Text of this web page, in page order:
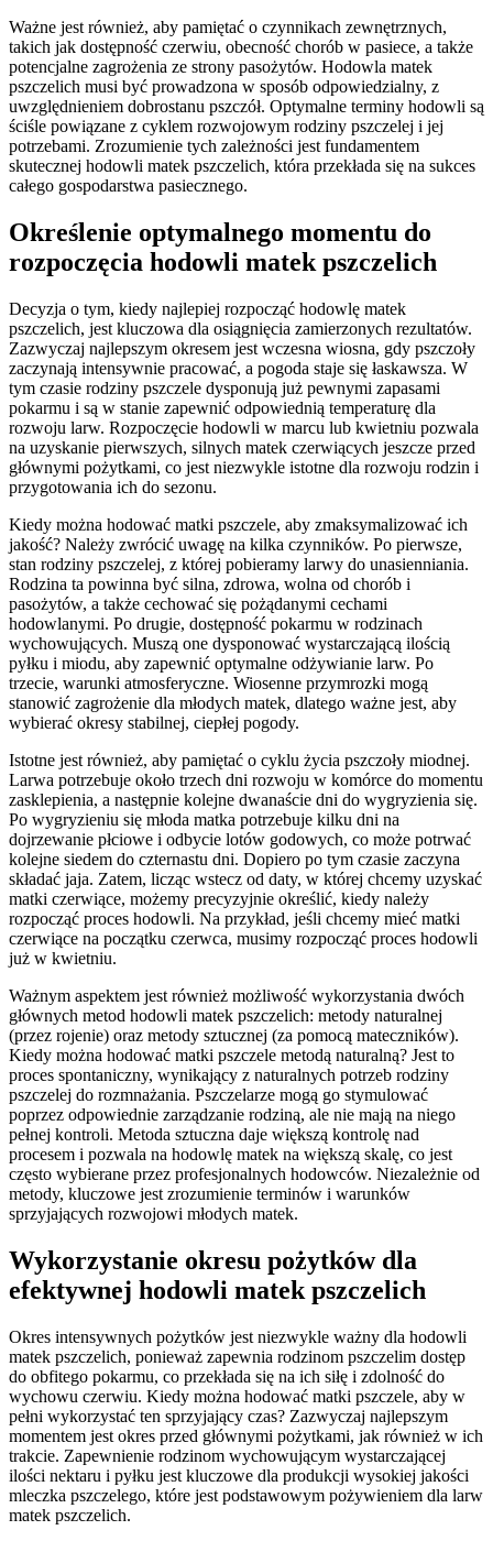
Ważne jest również, aby pamiętać o czynnikach zewnętrznych,
takich jak dostępność czerwiu, obecność chorób w pasiece, a także
potencjalne zagrożenia ze strony pasożytów. Hodowla matek
pszczelich musi być prowadzona w sposób odpowiedzialny, z
uwzględnieniem dobrostanu pszczół. Optymalne terminy hodowli są
ściśle powiązane z cyklem rozwojowym rodziny pszczelej i jej
potrzebami. Zrozumienie tych zależności jest fundamentem
skutecznej hodowli matek pszczelich, która przekłada się na sukces
całego gospodarstwa pasiecznego.
Określenie optymalnego momentu do
rozpoczęcia hodowli matek pszczelich
Decyzja o tym, kiedy najlepiej rozpocząć hodowlę matek
pszczelich, jest kluczowa dla osiągnięcia zamierzonych rezultatów.
Zazwyczaj najlepszym okresem jest wczesna wiosna, gdy pszczoły
zaczynają intensywnie pracować, a pogoda staje się łaskawsza. W
tym czasie rodziny pszczele dysponują już pewnymi zapasami
pokarmu i są w stanie zapewnić odpowiednią temperaturę dla
rozwoju larw. Rozpoczęcie hodowli w marcu lub kwietniu pozwala
na uzyskanie pierwszych, silnych matek czerwiących jeszcze przed
głównymi pożytkami, co jest niezwykle istotne dla rozwoju rodzin i
przygotowania ich do sezonu.
Kiedy można hodować matki pszczele, aby zmaksymalizować ich
jakość? Należy zwrócić uwagę na kilka czynników. Po pierwsze,
stan rodziny pszczelej, z której pobieramy larwy do unasienniania.
Rodzina ta powinna być silna, zdrowa, wolna od chorób i
pasożytów, a także cechować się pożądanymi cechami
hodowlanymi. Po drugie, dostępność pokarmu w rodzinach
wychowujących. Muszą one dysponować wystarczającą ilością
pyłku i miodu, aby zapewnić optymalne odżywianie larw. Po
trzecie, warunki atmosferyczne. Wiosenne przymrozki mogą
stanowić zagrożenie dla młodych matek, dlatego ważne jest, aby
wybierać okresy stabilnej, ciepłej pogody.
Istotne jest również, aby pamiętać o cyklu życia pszczoły miodnej.
Larwa potrzebuje około trzech dni rozwoju w komórce do momentu
zasklepienia, a następnie kolejne dwanaście dni do wygryzienia się.
Po wygryzieniu się młoda matka potrzebuje kilku dni na
dojrzewanie płciowe i odbycie lotów godowych, co może potrwać
kolejne siedem do czternastu dni. Dopiero po tym czasie zaczyna
składać jaja. Zatem, licząc wstecz od daty, w której chcemy uzyskać
matki czerwiące, możemy precyzyjnie określić, kiedy należy
rozpocząć proces hodowli. Na przykład, jeśli chcemy mieć matki
czerwiące na początku czerwca, musimy rozpocząć proces hodowli
już w kwietniu.
Ważnym aspektem jest również możliwość wykorzystania dwóch
głównych metod hodowli matek pszczelich: metody naturalnej
(przez rojenie) oraz metody sztucznej (za pomocą mateczników).
Kiedy można hodować matki pszczele metodą naturalną? Jest to
proces spontaniczny, wynikający z naturalnych potrzeb rodziny
pszczelej do rozmnażania. Pszczelarze mogą go stymulować
poprzez odpowiednie zarządzanie rodziną, ale nie mają na niego
pełnej kontroli. Metoda sztuczna daje większą kontrolę nad
procesem i pozwala na hodowlę matek na większą skalę, co jest
często wybierane przez profesjonalnych hodowców. Niezależnie od
metody, kluczowe jest zrozumienie terminów i warunków
sprzyjających rozwojowi młodych matek.
Wykorzystanie okresu pożytków dla
efektywnej hodowli matek pszczelich
Okres intensywnych pożytków jest niezwykle ważny dla hodowli
matek pszczelich, ponieważ zapewnia rodzinom pszczelim dostęp
do obfitego pokarmu, co przekłada się na ich siłę i zdolność do
wychowu czerwiu. Kiedy można hodować matki pszczele, aby w
pełni wykorzystać ten sprzyjający czas? Zazwyczaj najlepszym
momentem jest okres przed głównymi pożytkami, jak również w ich
trakcie. Zapewnienie rodzinom wychowującym wystarczającej
ilości nektaru i pyłku jest kluczowe dla produkcji wysokiej jakości
mleczka pszczelego, które jest podstawowym pożywieniem dla larw
matek pszczelich.